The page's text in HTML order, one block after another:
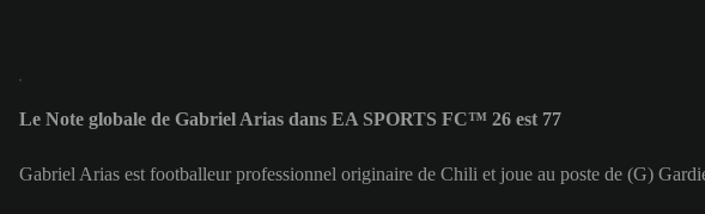
Le Note globale de Gabriel Arias dans EA SPORTS FC™ 26 est 77
Gabriel Arias est footballeur professionnel originaire de Chili et joue au poste de (G)